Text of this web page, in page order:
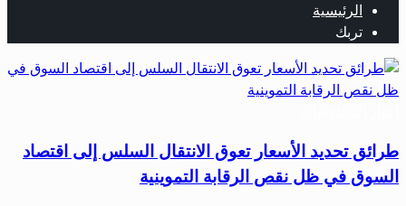
الرئيسية
تربك
طرائق تحديد الأسعار تعوق الانتقال السلس إلى اقتصاد
السوق في ظل نقص الرقابة التموينية